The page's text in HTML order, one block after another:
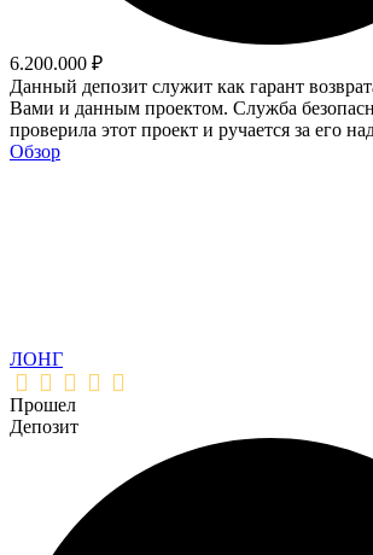
6.200.000 ₽
Данный депозит служит как гарант
Вами и данным проектом. Служба
проверила этот проект и ручается за его
Обзор
ЛОНГ
Прошел
Депозит